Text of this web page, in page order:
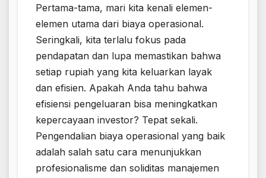
Pertama-tama, mari kita kenali elemen-
elemen utama dari biaya operasional.
Seringkali, kita terlalu fokus pada
pendapatan dan lupa memastikan bahwa
setiap rupiah yang kita keluarkan layak
dan efisien. Apakah Anda tahu bahwa
efisiensi pengeluaran bisa meningkatkan
kepercayaan investor? Tepat sekali.
Pengendalian biaya operasional yang baik
adalah salah satu cara menunjukkan
profesionalisme dan soliditas manajemen